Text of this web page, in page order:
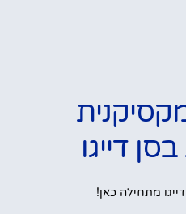
דייגו
מתחילה כאן!